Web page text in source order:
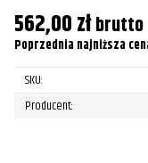
562,00złbrutto
Poprzednia najniższa
SKU:
Producent: